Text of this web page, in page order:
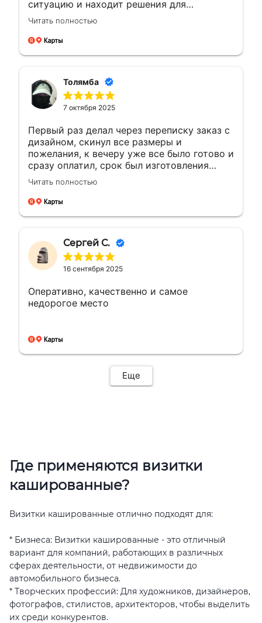
ситуацию и находит решения для
возникающих вопросов.Это заслуживает
уважения. Будущие компании с такими
сотрудниками всегда на высоте будут
Читать полностью
Толямба
7 октября 2025
Первый раз делал через переписку заказ с
дизайном, скинул все размеры и
пожелания, к вечеру уже все было готово и
сразу оплатил, срок был изготовления
большею...а сделали раньше на день, сразу
доехал и забрал, и отказалось что
самовывоз очень рядом с домом, был
обращаться ещё ! 🤝👍🏼🙌🏼
Читать полностью
Сергей С.
16 сентября 2025
Оперативно, качественно и самое
недорогое место
Еще
Где применяются визитки
кашированные?
Визитки кашированные отлично подходят для:
* Бизнеса: Визитки кашированные - это отличный
вариант для компаний, работающих в различных
сферах деятельности, от недвижимости до
автомобильного бизнеса.
* Творческих профессий: Для художников, дизайнеров,
фотографов, стилистов, архитекторов, чтобы выделить
их среди конкурентов.